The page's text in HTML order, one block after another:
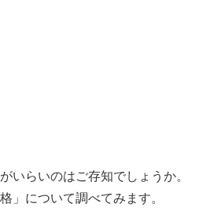
いらいのはご存知でしょうか。
」について調べてみます。